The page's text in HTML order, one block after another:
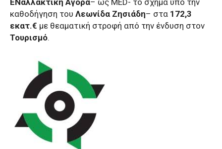
ΕΝαλλακτική Αγορά– ως MED- το σχήμα υπό την
καθοδήγηση του Λεωνίδα Ζησιάδη– στα 172,3
εκατ.€ με θεαματική στροφή από την ένδυση στον
Τουρισμό.